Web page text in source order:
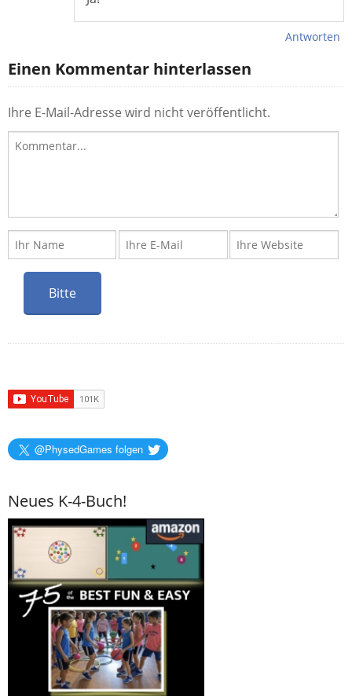
Antworten
Einen Kommentar hinterlassen
Ihre E-Mail-Adresse wird nicht veröffentlicht.
@PhysedGames folgen
Neues K-4-Buch!